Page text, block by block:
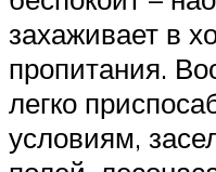
захаживает в
пропитания.
легко
условиям,